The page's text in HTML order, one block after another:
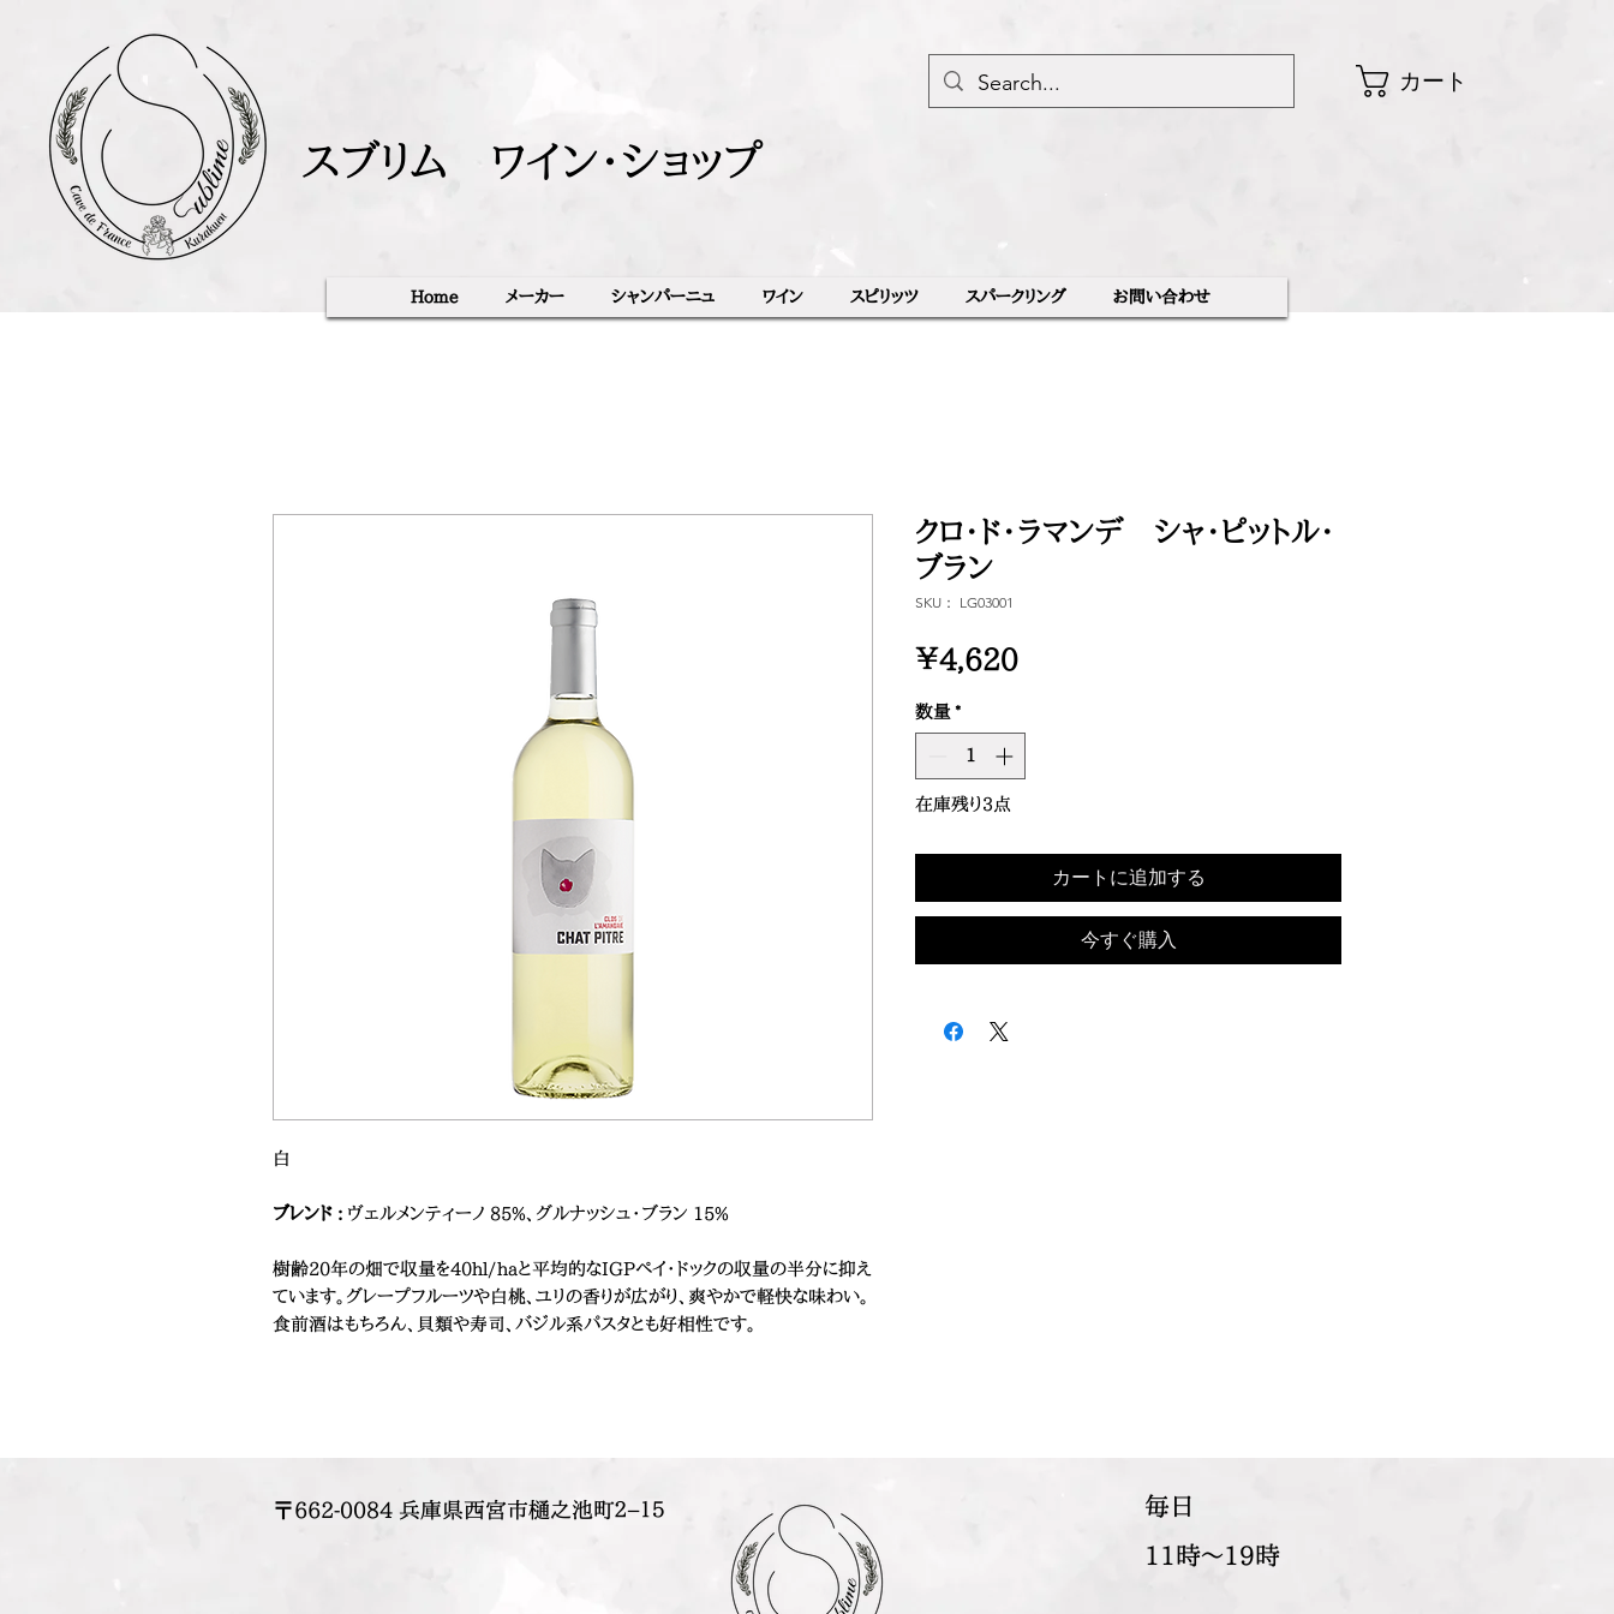
スブリム ワイン・ショップ
カート
Home メーカー シャンパーニュ ワイン スピリッツ スパークリング ​お問い合わせ
白
ブレンド : ヴェルメンティーノ 85%、グルナッシュ・ブラン 15%
樹齢20年の畑で収量を40hl/haと平均的なIGPペイ・ドックの収量の半分に抑え
ています。グレープフルーツや白桃、ユリの香りが広がり、爽やかで軽快な味わい。
食前酒はもちろん、貝類や寿司、バジル系パスタとも好相性です。
クロ・ド・ラマンデ シャ・ピットル・
ブラン
SKU： LG03001
￥4,620価
数量 *
在庫残り3点
カートに追加する
今すぐ購入
〒662-0084 兵庫県西宮市樋之池町２−１５
​毎日
11時～19時